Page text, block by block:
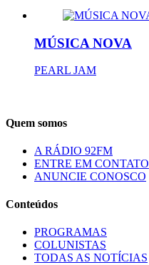
MÚSICA NOVA
PEARL JAM
Quem somos
A RÁDIO 92FM
ENTRE EM CONTATO
ANUNCIE CONOSCO
Conteúdos
PROGRAMAS
COLUNISTAS
TODAS AS NOTÍCIAS